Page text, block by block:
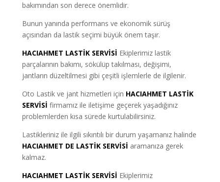
bakımından son derece önemlidir.
Bunun yanında performans ve ekonomik sürüş
açısından da lastik seçimi büyük önem taşır.
HACIAHMET LASTİK SERVİSİ Ekiplerimiz lastik
parçalarının bakımı, sökülüp takılması, değişimi,
jantların düzeltilmesi gibi çeşitli işlemlerle de ilgilenir.
Oto Lastik ve jant hizmetleri için HACIAHMET LASTİK
SERVİSİ firmamız ile iletişime geçerek yaşadığınız
problemlerden kısa sürede kurtulabilirsiniz.
Lastikleriniz ile ilgili sıkıntılı bir durum yaşamanız halinde
HACIAHMET DE LASTİK SERVİSİ aramanıza gerek
kalmaz.
HACIAHMET LASTİK SERVİSİ Ekiplerimiz